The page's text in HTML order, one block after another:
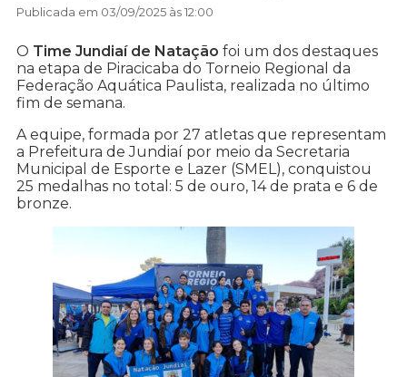
Publicada em 03/09/2025 às 12:00
O Time Jundiaí de Natação foi um dos destaques
na etapa de Piracicaba do Torneio Regional da
Federação Aquática Paulista, realizada no último
fim de semana.
A equipe, formada por 27 atletas que representam
a Prefeitura de Jundiaí por meio da Secretaria
Municipal de Esporte e Lazer (SMEL), conquistou
25 medalhas no total: 5 de ouro, 14 de prata e 6 de
bronze.